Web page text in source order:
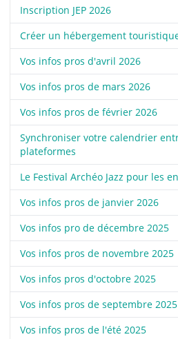
Inscription JEP 2026
Créer un hébergement
Vos infos pros d'avril 2026
Vos infos pros de mars 2026
Vos infos pros de février 2026
Synchroniser votre calendrier
plateformes
Le Festival Archéo Jazz pour les
Vos infos pros de janvier 2026
Vos infos pro de décembre 2025
Vos infos pros de novembre 2025
Vos infos pros d'octobre 2025
Vos infos pros de septembre 2025
Vos infos pros de l'été 2025